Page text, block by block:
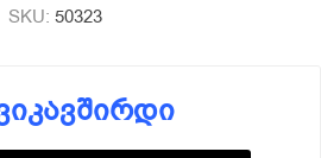
SKU: 50323